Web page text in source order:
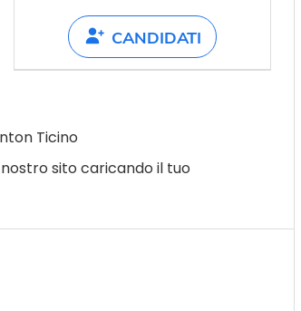
CANDIDATI
Ticino
sito caricando il tuo